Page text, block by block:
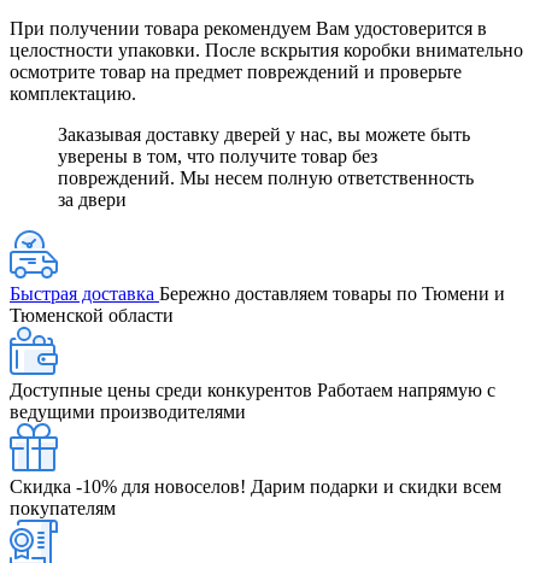
При получении товара рекомендуем Вам удостоверится в
целостности упаковки. После вскрытия коробки внимательно
осмотрите товар на предмет повреждений и проверьте
комплектацию.
Заказывая доставку дверей у нас, вы можете быть
уверены в том, что получите товар без
повреждений. Мы несем полную ответственность
за двери
Быстрая доставка Бережно доставляем товары по Тюмени и
Тюменской области
Доступные цены среди конкурентов Работаем напрямую с
ведущими производителями
Скидка -10% для новоселов! Дарим подарки и скидки всем
покупателям